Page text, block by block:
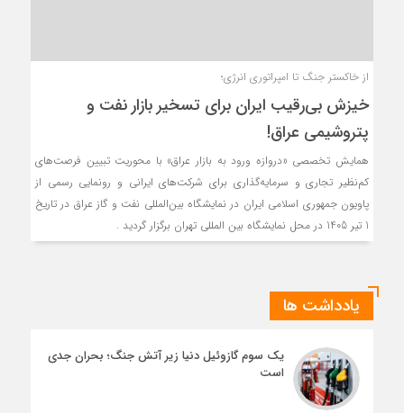
از خاکستر جنگ تا امپراتوری انرژی؛
خیزش بی‌رقیب ایران برای تسخیر بازار نفت و
پتروشیمی عراق!
همایش تخصصی «دروازه ورود به بازار عراق» با محوریت تبیین فرصت‌های
کم‌نظیر تجاری و سرمایه‌گذاری برای شرکت‌های ایرانی و رونمایی رسمی از
پاویون جمهوری اسلامی ایران در نمایشگاه بین‌المللی نفت و گاز عراق در تاریخ
1 تیر 1405 در محل نمایشگاه بین المللی تهران برگزار گردید .
یادداشت ها
یک سوم گازوئیل دنیا زیر آتش جنگ؛ بحران جدی
است